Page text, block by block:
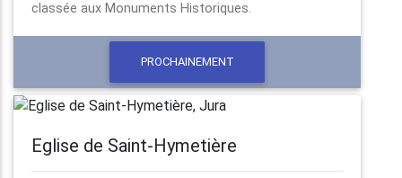
classée aux Monuments Historiques.
PROCHAINEMENT
Eglise de Saint-Hymetière